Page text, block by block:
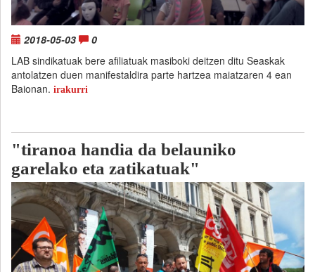
2018-05-03
0
LAB sindikatuak bere afiliatuak masiboki deitzen ditu Seaskak
antolatzen duen manifestaldira parte hartzea maiatzaren 4 ean
Baionan. irakurri
"tiranoa handia da belauniko
garelako eta zatikatuak"